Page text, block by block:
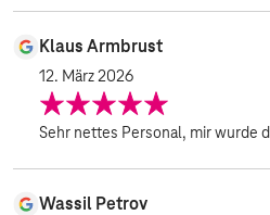
Klaus Armbrust
12. März 2026
Sehr nettes Personal, mir wurde
Wassil Petrov